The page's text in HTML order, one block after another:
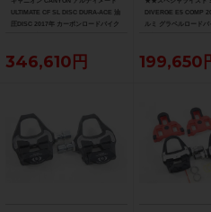
ULTIMATE CF SL DISC DURA-ACE 油
圧DISC 2017年 カーボンロードバイク
346,610円
DIVERGE E5 COMP
ルミ グラベルロード
199,650